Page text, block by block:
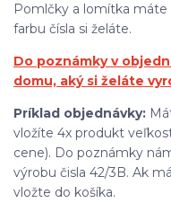
Pomlčky a lomítka máte
farbu čísla si želáte.
Do poznámky v
domu, aký si želáte
Príklad objednávky:
vložíte 4x produkt
cene). Do poznámky
výrobu čisla 42/3B. Ak
vložte do košíka.